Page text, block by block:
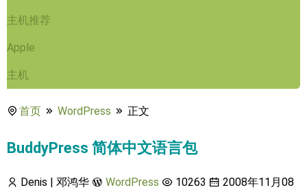
主机推荐
Apple
主机
首页 WordPress 正文
BuddyPress 简体中文语言包
Denis | 邓鸿华 WordPress 10263
2008年11月08